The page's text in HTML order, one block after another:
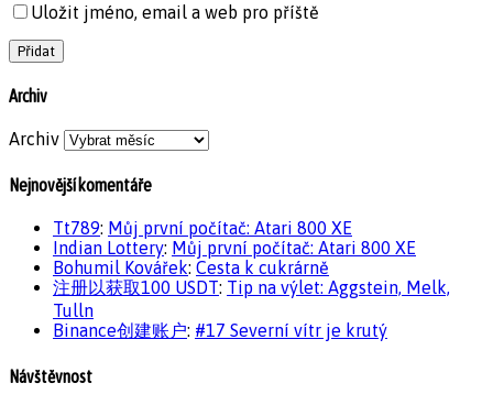
Uložit jméno, email a web pro příště
Archiv
Archiv
Nejnovější komentáře
Tt789: Můj první počítač: Atari 800 XE
Indian Lottery: Můj první počítač: Atari 800 XE
Bohumil Kovářek: Cesta k cukrárně
注册以获取100 USDT: Tip na výlet: Aggstein, Melk,
Tulln
Binance创建账户: #17 Severní vítr je krutý
Návštěvnost